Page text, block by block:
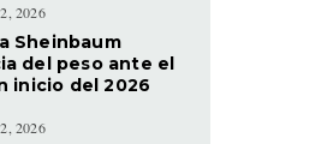
2, 2026
Sheinbaum
del peso ante el
inicio del 2026
2, 2026